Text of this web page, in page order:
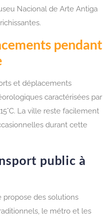
Nacional de Arte Antiga
pendant
et déplacements
caractérisées par
La ville reste facilement
durant cette
public à
propose des solutions
le métro et les